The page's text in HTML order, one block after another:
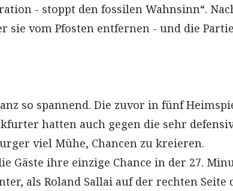
- stoppt den fossilen Wahnsinn“.
sie vom Pfosten entfernen - und die
so spannend. Die zuvor in fünf
hatten auch gegen die sehr
viel Mühe, Chancen zu kreieren.
Gäste ihre einzige Chance in der 27.
als Roland Sallai auf der rechten Seite